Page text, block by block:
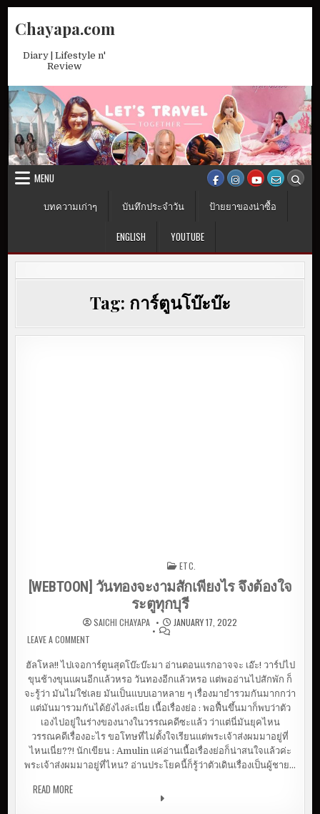
Chayapa.com
Diary | Lifestyle n'
Review
MENU
บทความเก่าๆ
บันทึกประจำวัน ป้ายยาของน่าซื้อ
ENGLISH YOUTUBE
Tag: การ์ตูนโบ๊ะบ๊ะ
ETC.
[WEBTOON] วันทองจะงามสักเพียงไร จึงต้องใจ
ระตูทุกบุรี
SAICHI CHAYAPA
JANUARY 17, 2022
LEAVE A COMMENTON [WEBTOON] วันทองจะงามสักเพียงไร จึงต้องใจระตูทุก
ฮัลโหล!! ไปเจอการ์ตูนสุดโบ๊ะบ๊ะมา อ่านตอนแรกอาจจะ เอ๊ะ! วาร์ปไป
ขุนช้างขุนแผนอีกแล้วหรอ วันทองอีกแล้วหรอ แต่พออ่านไปสักพัก ก็
จะรู้ว่า มันไม่ใช่เลย มันเป็นแบบเอาหลาย ๆ เรื่องมายำรวมกันมากกว่า
แต่มันมารวมกันได้ยังไงล่ะเนี่ย เนื้อเรื่องย่อ : พอฟื้นขึ้นมาก็พบว่าตัว
เองไปอยู่ในร่างของนางในวรรณคดีซะแล้ว ว่าแต่นี่มันยุคไหน
วรรณคดีเรื่องอะไร ขอโทษที่ไม่ตั้งใจเรียนแต่พระเจ้าส่งผมมาอยู่ที่
ไหนเนี่ย??! นักเขียน : Amulin แค่อ่านเนื้อเรื่องย่อก็น่าสนใจแล้วค่ะ
พระเจ้าส่งผมมาอยู่ที่ไหน? อ่านประโยคนี้ก็รู้ว่าตัวเดินเรื่องเป็นผู้ชาย…
READ MORE[WEBTOON] วันทองจะงามสักเพียงไร จึงต้องใจระตูทุกบุรี